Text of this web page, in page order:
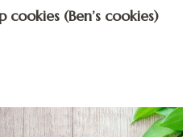
(Ben’s cookies)